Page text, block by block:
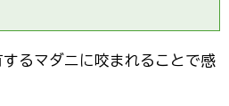
するマダニに咬まれることで感